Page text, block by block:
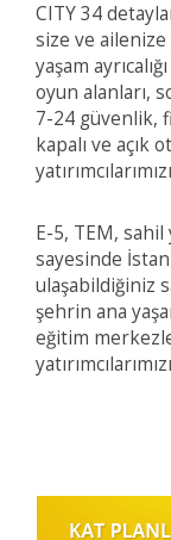
CITY 34
size ve
yaşam
oyun alanları,
7-24 güvenlik,
kapalı ve açık
E-5, TEM, sahil
sayesinde
ulaşabildiğiniz
şehrin ana
eğitim